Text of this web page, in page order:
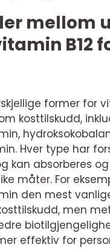
mellom
B12
former for
kosttilskudd,
Hver type har
kan absorberes
måter. For
den mest
men
effektiv for